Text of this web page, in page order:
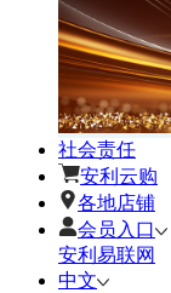
社会责任
安利云购
各地店铺
会员入口
安利易联网
中文